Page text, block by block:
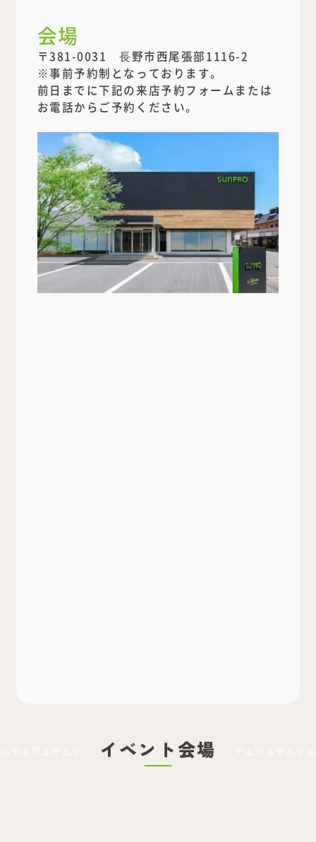
会場
〒381-0031 ⾧野市西尾張部1116-2
※事前予約制となっております。
前日までに下記の来店予約フォームまたは
お電話からご予約ください。
イベント会場